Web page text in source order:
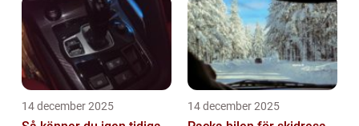
14 december 2025 14 december 2025